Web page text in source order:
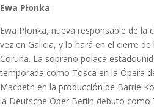
Ewa Płonka
Ewa Płonka, nueva responsable de
vez en Galicia, y lo hará en el cierre
Coruña. La soprano polaca
temporada como Tosca en la Öpera
Macbeth en la producción de Barrie
la Deutsche Oper Berlin debutó como